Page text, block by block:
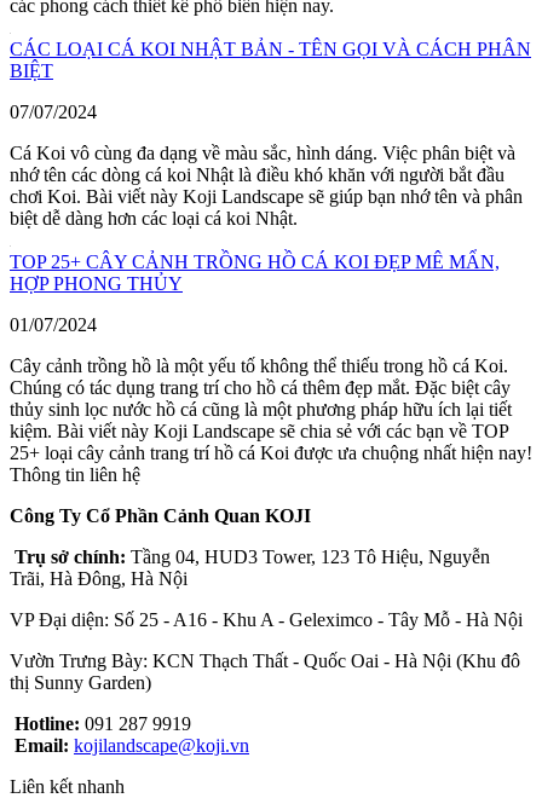
các phong cách thiết kế phổ biến hiện nay.
CÁC LOẠI CÁ KOI NHẬT BẢN - TÊN GỌI VÀ CÁCH PHÂN
BIỆT
07/07/2024
Cá Koi vô cùng đa dạng về màu sắc, hình dáng. Việc phân biệt và
nhớ tên các dòng cá koi Nhật là điều khó khăn với người bắt đầu
chơi Koi. Bài viết này Koji Landscape sẽ giúp bạn nhớ tên và phân
biệt dễ dàng hơn các loại cá koi Nhật.
TOP 25+ CÂY CẢNH TRỒNG HỒ CÁ KOI ĐẸP MÊ MẨN,
HỢP PHONG THỦY
01/07/2024
Cây cảnh trồng hồ là một yếu tố không thể thiếu trong hồ cá Koi.
Chúng có tác dụng trang trí cho hồ cá thêm đẹp mắt. Đặc biệt cây
thủy sinh lọc nước hồ cá cũng là một phương pháp hữu ích lại tiết
kiệm. Bài viết này Koji Landscape sẽ chia sẻ với các bạn về TOP
25+ loại cây cảnh trang trí hồ cá Koi được ưa chuộng nhất hiện nay!
Thông tin liên hệ
Công Ty Cổ Phần Cảnh Quan KOJI
Trụ sở chính: Tầng 04, HUD3 Tower, 123 Tô Hiệu, Nguyễn
Trãi, Hà Đông, Hà Nội
VP Đại diện: Số 25 - A16 - Khu A - Geleximco - Tây Mỗ - Hà Nội
Vườn Trưng Bày: KCN Thạch Thất - Quốc Oai - Hà Nội (Khu đô
thị Sunny Garden)
Hotline: 091 287 9919
Email: kojilandscape@koji.vn
Liên kết nhanh